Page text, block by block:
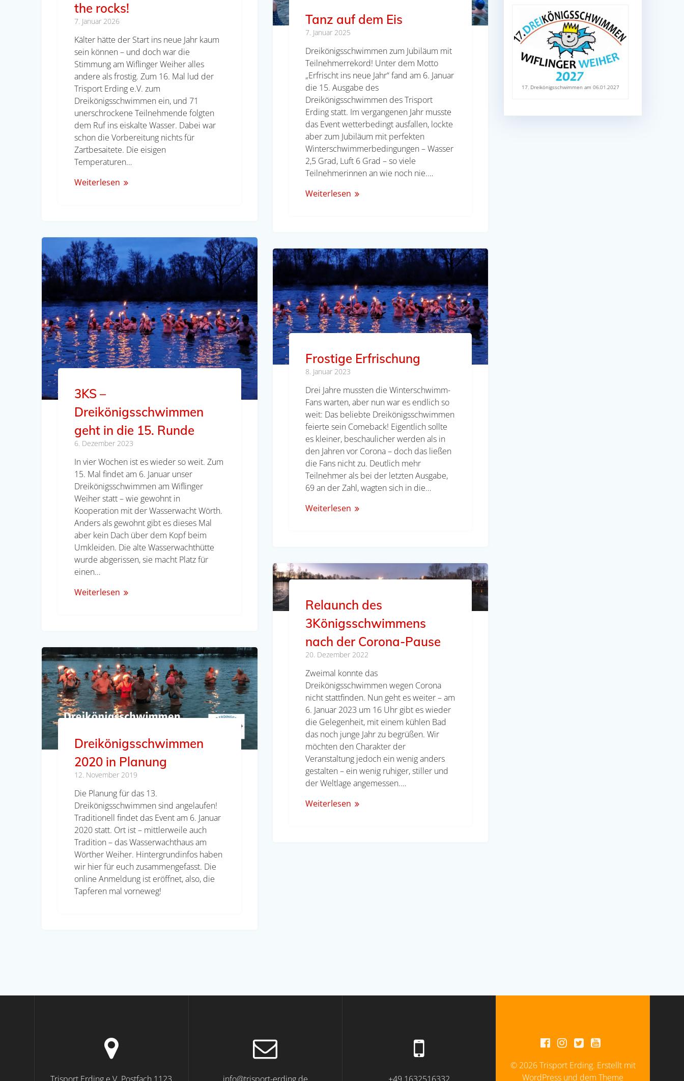
the rocks!
7. Januar 2026
Kälter hätte der Start ins neue Jahr kaum
sein können – und doch war die
Stimmung am Wiflinger Weiher alles
andere als frostig. Zum 16. Mal lud der
Trisport Erding e.V. zum
Dreikönigsschwimmen ein, und 71
unerschrockene Teilnehmende folgten
dem Ruf ins eiskalte Wasser. Dabei war
schon die Vorbereitung nichts für
Zartbesaitete. Die eisigen
Temperaturen…
Weiterlesen
Tanz auf dem Eis
7. Januar 2025
Dreikönigsschwimmen zum Jubiläum mit
Teilnehmerrekord! Unter dem Motto
„Erfrischt ins neue Jahr“ fand am 6. Januar
die 15. Ausgabe des
Dreikönigsschwimmen des Trisport
Erding statt. Im vergangenen Jahr musste
das Event wetterbedingt ausfallen, lockte
aber zum Jubiläum mit perfekten
Winterschwimmerbedingungen – Wasser
2,5 Grad, Luft 6 Grad – so viele
Teilnehmerinnen an wie noch nie.…
Weiterlesen
3KS –
Dreikönigsschwimmen
geht in die 15. Runde
6. Dezember 2023
In vier Wochen ist es wieder so weit. Zum
15. Mal findet am 6. Januar unser
Dreikönigsschwimmen am Wiflinger
Weiher statt – wie gewohnt in
Kooperation mit der Wasserwacht Wörth.
Anders als gewohnt gibt es dieses Mal
aber kein Dach über dem Kopf beim
Umkleiden. Die alte Wasserwachthütte
wurde abgerissen, sie macht Platz für
einen…
Weiterlesen
Frostige Erfrischung
8. Januar 2023
Drei Jahre mussten die Winterschwimm-
Fans warten, aber nun war es endlich so
weit: Das beliebte Dreikönigsschwimmen
feierte sein Comeback! Eigentlich sollte
es kleiner, beschaulicher werden als in
den Jahren vor Corona – doch das ließen
die Fans nicht zu. Deutlich mehr
Teilnehmer als bei der letzten Ausgabe,
69 an der Zahl, wagten sich in die…
Weiterlesen
Relaunch des
3Königsschwimmens
nach der Corona-Pause
20. Dezember 2022
Zweimal konnte das
Dreikönigsschwimmen wegen Corona
nicht stattfinden. Nun geht es weiter – am
6. Januar 2023 um 16 Uhr gibt es wieder
die Gelegenheit, mit einem kühlen Bad
das noch junge Jahr zu begrüßen. Wir
möchten den Charakter der
Veranstaltung jedoch ein wenig anders
gestalten – ein wenig ruhiger, stiller und
der Weltlage angemessen.…
Weiterlesen
Dreikönigsschwimmen
2020 in Planung
12. November 2019
Die Planung für das 13.
Dreikönigsschwimmen sind angelaufen!
Traditionell findet das Event am 6. Januar
2020 statt. Ort ist – mittlerweile auch
Tradition – das Wasserwachthaus am
Wörther Weiher. Hintergrundinfos haben
wir hier für euch zusammengefasst. Die
online Anmeldung ist eröffnet, also, die
Tapferen mal vorneweg!
17. Dreikönigsschwimmen am 06.01.2027
© 2026 Trisport Erding. Erstellt mit
WordPress und dem Theme